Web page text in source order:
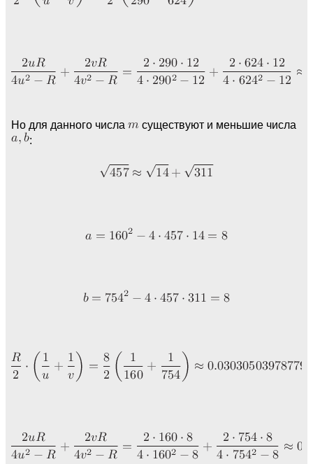
Но для данного числа
существуют и меньшие числа
: